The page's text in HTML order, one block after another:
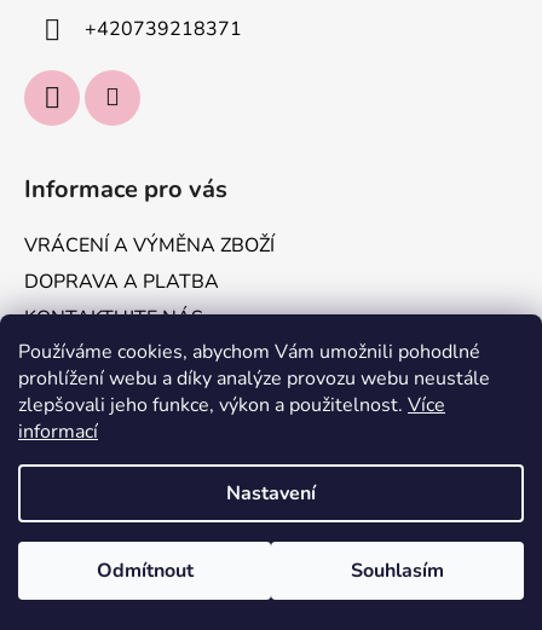
Používáme cookies, abychom Vám umožnili pohodlné
prohlížení webu a díky analýze provozu webu neustále
zlepšovali jeho funkce, výkon a použitelnost. Více
informací
Nastavení
Odmítnout Souhlasím
+420739218371
Informace pro vás
VRÁCENÍ A VÝMĚNA ZBOŽÍ
DOPRAVA A PLATBA
KONTAKTUJTE NÁS
Obchodní podmínky
Podmínky ochrany osobních údajů
Vytvořil Shoptet
Copyright 2026IT'S ME, Jakomama.cz. Všechna práva
vyhrazena.
Odstoupit od smlouvy